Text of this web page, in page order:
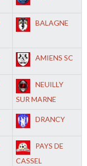
BALAGNE
AMIENS SC
NEUILLY
SUR MARNE
DRANCY
PAYS DE
CASSEL